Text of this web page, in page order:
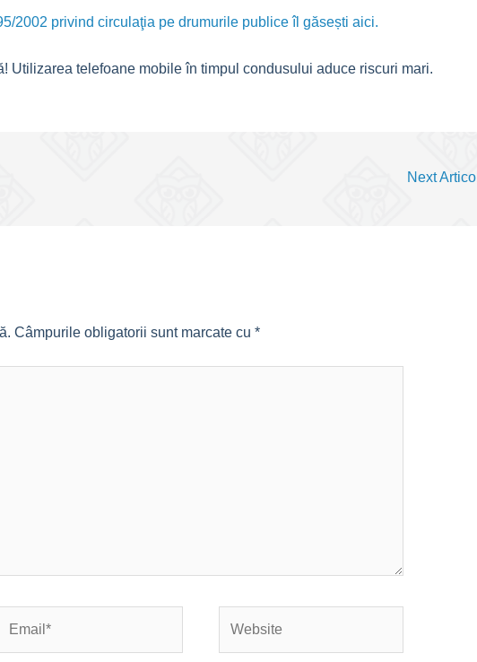
2002 privind circulaţia pe drumurile publice îl găsești aici.
Utilizarea telefoane mobile în timpul condusului aduce riscuri mari.
Next Articol
Câmpurile obligatorii sunt marcate cu *